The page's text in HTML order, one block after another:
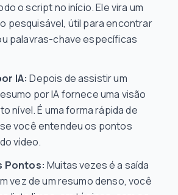
o script no início. Ele vira um
pesquisável, útil para encontrar
palavras-chave específicas
IA: Depois de assistir um
por IA fornece uma visão
nível. É uma forma rápida de
você entendeu os pontos
vídeo.
Pontos: Muitas vezes é a saída
vez de um resumo denso, você